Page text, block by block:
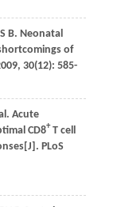
B. Neonatal
of
, 30(12): 585-
. Acute
CD8+T cell
PLoS